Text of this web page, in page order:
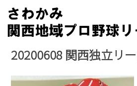
Skip
content
20200608 関西独立リ